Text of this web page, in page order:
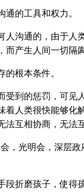
的工具和权力。
沟通的，由于
产生人间一切隔
根本条件。
受到的惩罚，可
人类很快能够
互相协商，无法
，光明会，深层
折磨孩子，使